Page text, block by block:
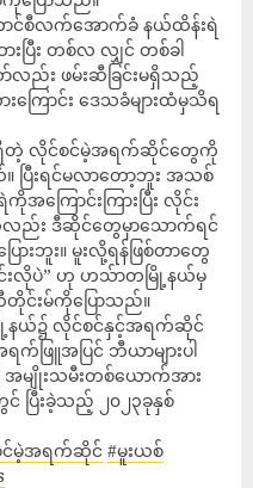
ာင်စီလက်အောက်ခံ နယ်ထိန်းရဲ
းပြီး တစ်လ လျှင် တစ်ခါ
လည်း ဖမ်းဆီခြင်းမရှိသည့်
ကြောင်း ဒေသခံများထံမှသိရ
ရှိတဲ့ လိုင်စင်မဲ့အရက်ဆိုင်တွေကို
ပြီးရင်မလာတော့ဘူး အသစ်
ြောင်းကြားပြီး လိုင်း
လည်း ဒီဆိုင်တွေမှာသောက်ရင်
ားဘူး။ မူးလို့ရန်ဖြစ်တာတွေ
းလိုပဲ” ဟု ဟသ်ာတမြို့နယ်မှ
င်းမ်ကိုပြောသည်။
နယ်၌ လိုင်စင်နှင့်အရက်ဆိုင်
ရက်ဖြူအပြင် ဘီယာများပါ
အမျိုးသမီးတစ်ယောက်အား
ြီးခဲ့သည့် ၂၀၂၃ခုနှစ်
င်မဲ့အရက်ဆိုင် #မူးယစ်